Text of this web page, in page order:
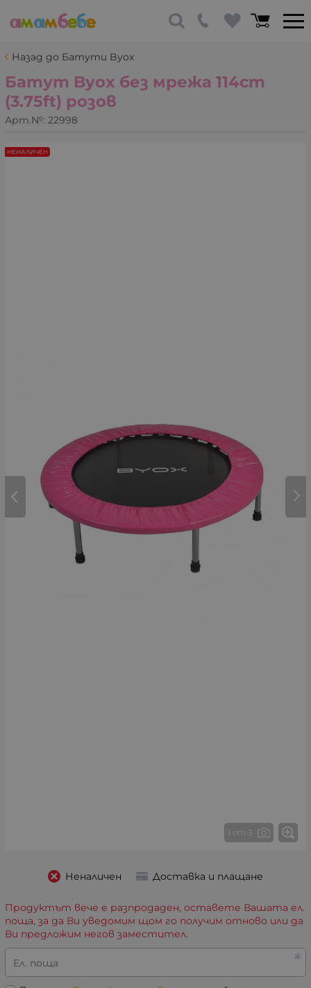
Назад до Батути Byox
Батут Byox без мрежа 114cm
(3.75ft) розов
Арт.№: 22998
1 от 3
НЕНАЛИЧЕН
Неналичен Доставка и плащане
Продуктът вече е разпродаден, оставете Вашата ел.
поща, за да Ви уведомим щом го получим отново или да
Ви предложим негов заместител.
Ел. поща